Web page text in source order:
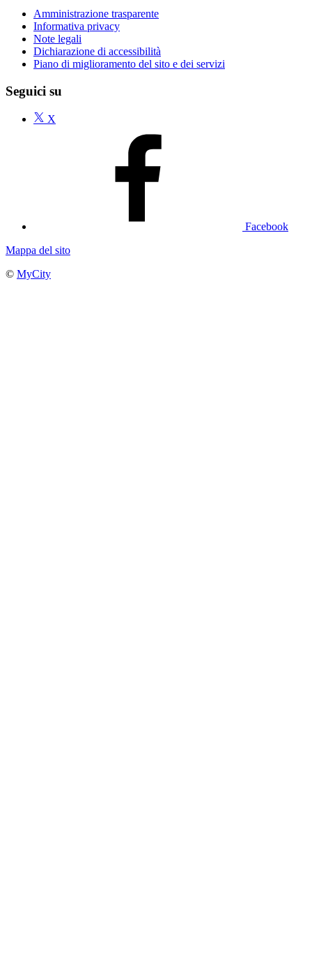
Amministrazione trasparente
Informativa privacy
Note legali
Dichiarazione di accessibilità
Piano di miglioramento del sito e dei servizi
Seguici su
X
Facebook
Mappa del sito
© MyCity